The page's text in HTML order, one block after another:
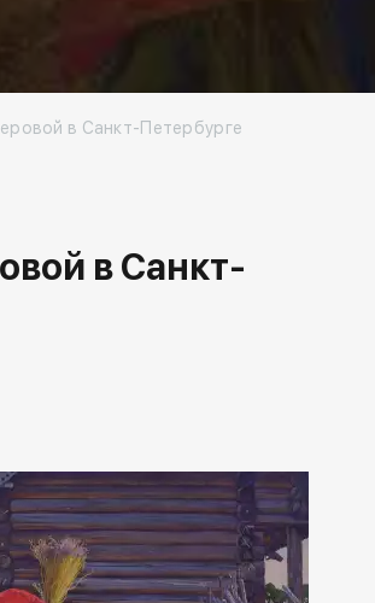
в Санкт-Петербурге
в Санкт-